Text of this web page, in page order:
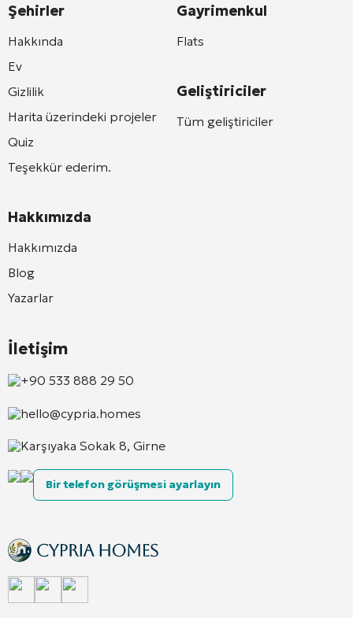
Şehirler
Hakkında
Ev
Gizlilik
Harita üzerindeki projeler
Quiz
Teşekkür ederim.
Hakkımızda
Hakkımızda
Blog
Yazarlar
Gayrimenkul
Flats
Geliştiriciler
Tüm geliştiriciler
İletişim
+90 533 888 29 50
hello@cypria.homes
Karşıyaka Sokak 8, Girne
Bir telefon görüşmesi ayarlayın